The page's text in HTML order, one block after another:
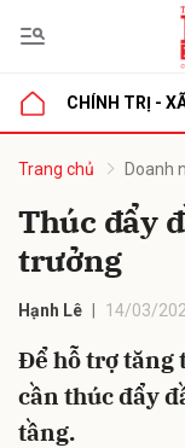
CHÍNH TRỊ -
Trang chủ Doanh
Thúc đẩy
trưởng
Hạnh Lê 14/03/
Để hỗ trợ tăng
cần thúc đẩy
tầng.
luận